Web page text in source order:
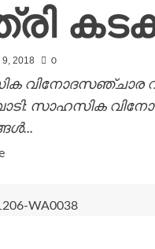
മുതൽ
വയനാട്ടിലും
9, 2018 0
വിനോദസഞ്ചാര
സാഹസിക
Read
സാഹസിക